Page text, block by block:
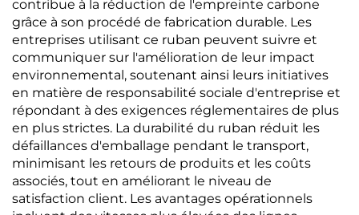
contribue à la réduction de l'empreinte carbone
grâce à son procédé de fabrication durable. Les
entreprises utilisant ce ruban peuvent suivre et
communiquer sur l'amélioration de leur impact
environnemental, soutenant ainsi leurs initiatives
en matière de responsabilité sociale d'entreprise et
répondant à des exigences réglementaires de plus
en plus strictes. La durabilité du ruban réduit les
défaillances d'emballage pendant le transport,
minimisant les retours de produits et les coûts
associés, tout en améliorant le niveau de
satisfaction client. Les avantages opérationnels